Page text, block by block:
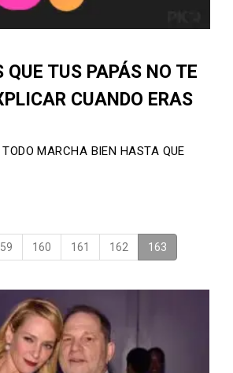
QUE TUS PAPÁS NO TE
CUANDO ERAS
MARCHA BIEN HASTA QUE
160 161 162 163